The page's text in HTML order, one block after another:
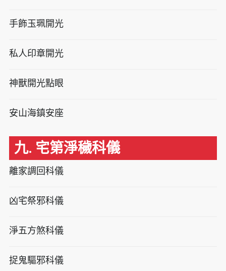
手飾玉珮開光
私人印章開光
神獸開光點眼
安山海鎮安座
九. 宅第淨穢科儀
離家調回科儀
凶宅祭邪科儀
淨五方煞科儀
捉鬼驅邪科儀